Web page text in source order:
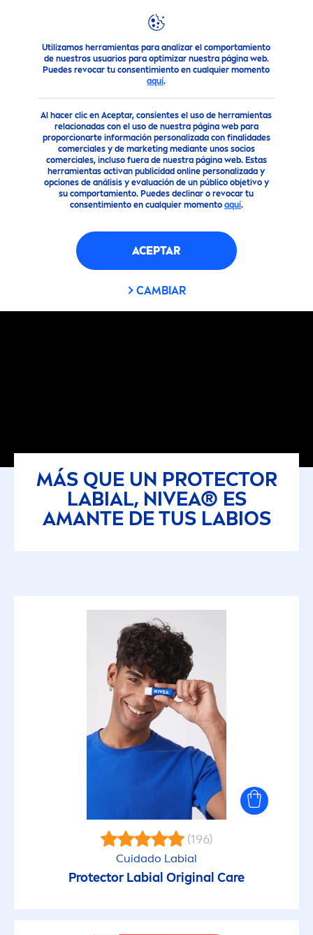
Utilizamos herramientas para analizar el comportamiento
de nuestros usuarios para optimizar nuestra página web.
Puedes revocar tu consentimiento en cualquier momento
aquí.
Al hacer clic en Aceptar, consientes el uso de herramientas
relacionadas con el uso de nuestra página web para
proporcionarte información personalizada con finalidades
comerciales y de marketing mediante unos socios
comerciales, incluso fuera de nuestra página web. Estas
herramientas activan publicidad online personalizada y
opciones de análisis y evaluación de un público objetivo y
su comportamiento. Puedes declinar o revocar tu
consentimiento en cualquier momento aquí.
ACEPTAR
CAMBIAR
Nuestros Productos Cuidado Facial Cuidado Labial
MÁS QUE UN PROTECTOR
LABIAL, NIVEA® ES
AMANTE DE TUS LABIOS
(196)
Cuidado Labial
Protector Labial Original Care